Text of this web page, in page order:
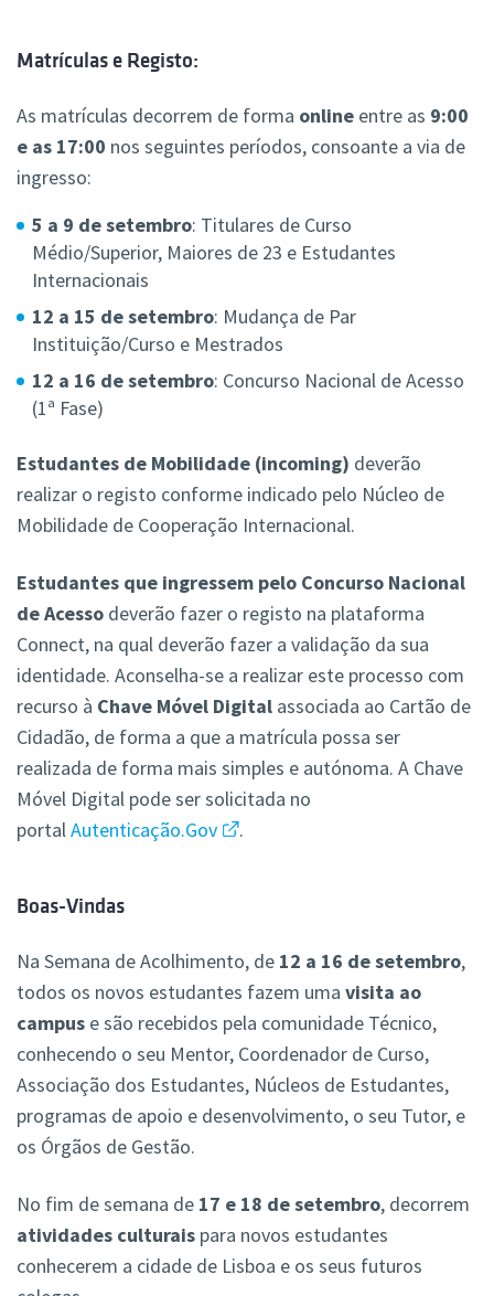
Matrículas e Registo:
As matrículas decorrem de forma online entre as 9:00
e as 17:00 nos seguintes períodos, consoante a via de
ingresso:
5 a 9 de setembro: Titulares de Curso
Médio/Superior, Maiores de 23 e Estudantes
Internacionais
12 a 15 de setembro: Mudança de Par
Instituição/Curso e Mestrados
12 a 16 de setembro: Concurso Nacional de Acesso
(1ª Fase)
Estudantes de Mobilidade (incoming) deverão
realizar o registo conforme indicado pelo Núcleo de
Mobilidade de Cooperação Internacional.
Estudantes que ingressem pelo Concurso Nacional
de Acesso deverão fazer o registo na plataforma
Connect, na qual deverão fazer a validação da sua
identidade. Aconselha-se a realizar este processo com
recurso à Chave Móvel Digital associada ao Cartão de
Cidadão, de forma a que a matrícula possa ser
realizada de forma mais simples e autónoma. A Chave
Móvel Digital pode ser solicitada no
portalAutenticação.Gov .
Boas-Vindas
Na Semana de Acolhimento, de 12 a 16 de setembro,
todos os novos estudantes fazem uma visita ao
campus e são recebidos pela comunidade Técnico,
conhecendo o seu Mentor, Coordenador de Curso,
Associação dos Estudantes, Núcleos de Estudantes,
programas de apoio e desenvolvimento, o seu Tutor, e
os Órgãos de Gestão.
No fim de semana de 17 e 18 de setembro, decorrem
atividades culturais para novos estudantes
conhecerem a cidade de Lisboa e os seus futuros